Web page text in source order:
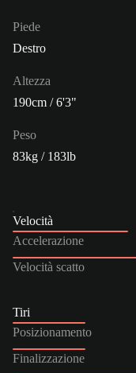
Piede
Destro
Altezza
190cm / 6'3"
Peso
83kg / 183lb
Velocità
Accelerazione
Velocità scatto
Tiri
Posizionamento
Finalizzazione